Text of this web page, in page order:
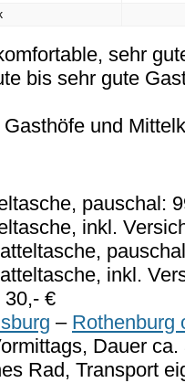
sehr
bis sehr gute
Gasthöfe und
pauschal:
inkl.
inkl.
30,- €
– Rothenburg
Dauer
Rad, Transport